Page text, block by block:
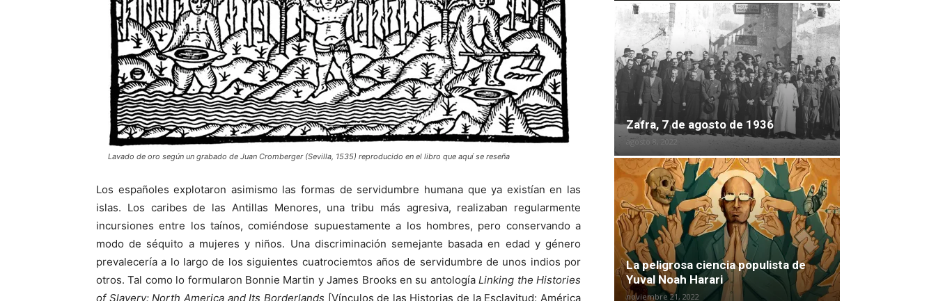
Lavado de oro según un grabado de Juan Cromberger (Sevilla, 1535) reproducido en el libro que aquí se reseña
Los españoles explotaron asimismo las formas de servidumbre humana que ya existían en las
islas. Los caribes de las Antillas Menores, una tribu más agresiva, realizaban regularmente
incursiones entre los taínos, comiéndose supuestamente a los hombres, pero conservando a
modo de séquito a mujeres y niños. Una discriminación semejante basada en edad y género
prevalecería a lo largo de los siguientes cuatrociemtos años de servidumbre de unos indios por
otros. Tal como lo formularon Bonnie Martin y James Brooks en su antologíaLinking the Histories
of Slavery: North America and Its Borderlands [Vínculos de las Historias de la Esclavitud: América
Zafra, 7 de agosto de 1936
agosto 8, 2022
La peligrosa ciencia populista de
Yuval Noah Harari
noviembre 21, 2022